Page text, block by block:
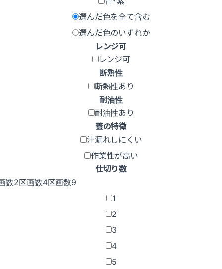
選んだ色を全て含む
選んだ色のいずれか
レンジ可
レンジ可
断熱性
断熱性あり
耐油性
耐油性あり
蓋の特徴
汁漏れしにくい
作業性が高い
仕切り数
数2区画数4区画数9
1
2
3
4
5